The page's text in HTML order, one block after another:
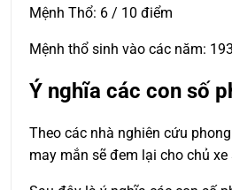
Mệnh Thổ: 6 / 10 điểm
Mệnh thổ sinh vào các năm:
Ý nghĩa các con số
Theo các nhà nghiên cứu
may mắn sẽ đem lại cho chủ